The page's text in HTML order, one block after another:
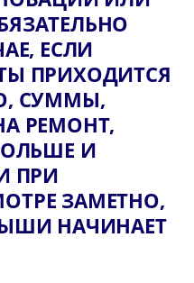
ЕСЛИ
ПРИХОДИТСЯ
СУММЫ,
РЕМОНТ,
И
ПРИ
ЗАМЕТНО,
НАЧИНАЕТ